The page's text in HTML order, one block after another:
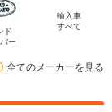
ド
ー
輸入車
すべて
全てのメーカーを見る